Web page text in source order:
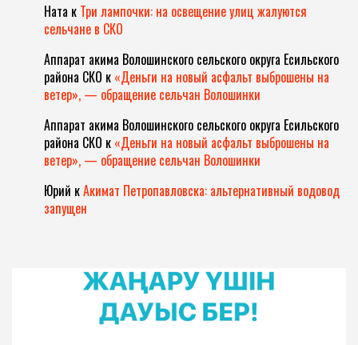
Ната к Три лампочки: на освещение улиц жалуются
сельчане в СКО
Аппарат акима Волошинского сельского округа Есильского
района СКО к «Деньги на новый асфальт выброшены на
ветер», — обращение сельчан Волошинки
Аппарат акима Волошинского сельского округа Есильского
района СКО к «Деньги на новый асфальт выброшены на
ветер», — обращение сельчан Волошинки
Юрий кАкимат Петропавловска: альтернативный водовод
запущен